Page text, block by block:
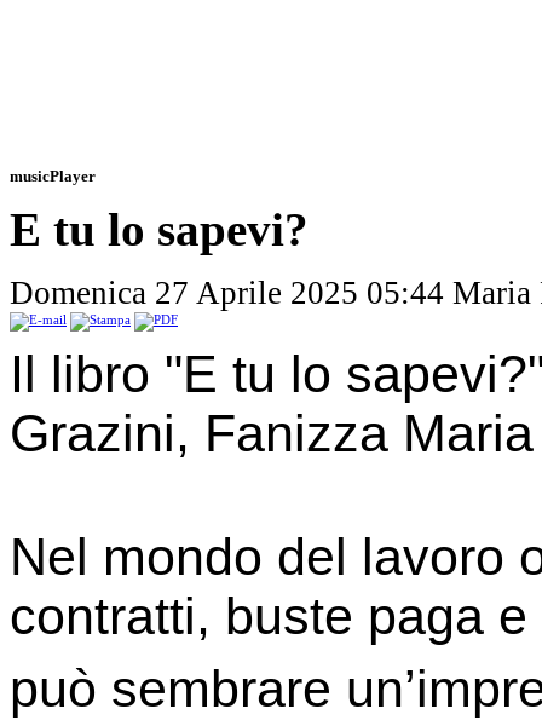
musicPlayer
E tu lo sapevi?
Domenica 27 Aprile 2025 05:44 Maria
Il libro "E tu lo
Grazini, Fanizza Maria
Nel mondo del lavoro
contratti, buste paga
può sembrare